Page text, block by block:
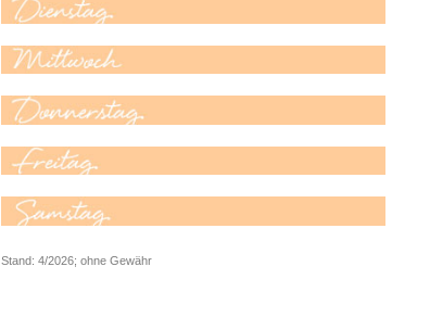
Stand: 4/2026; ohne Gewähr